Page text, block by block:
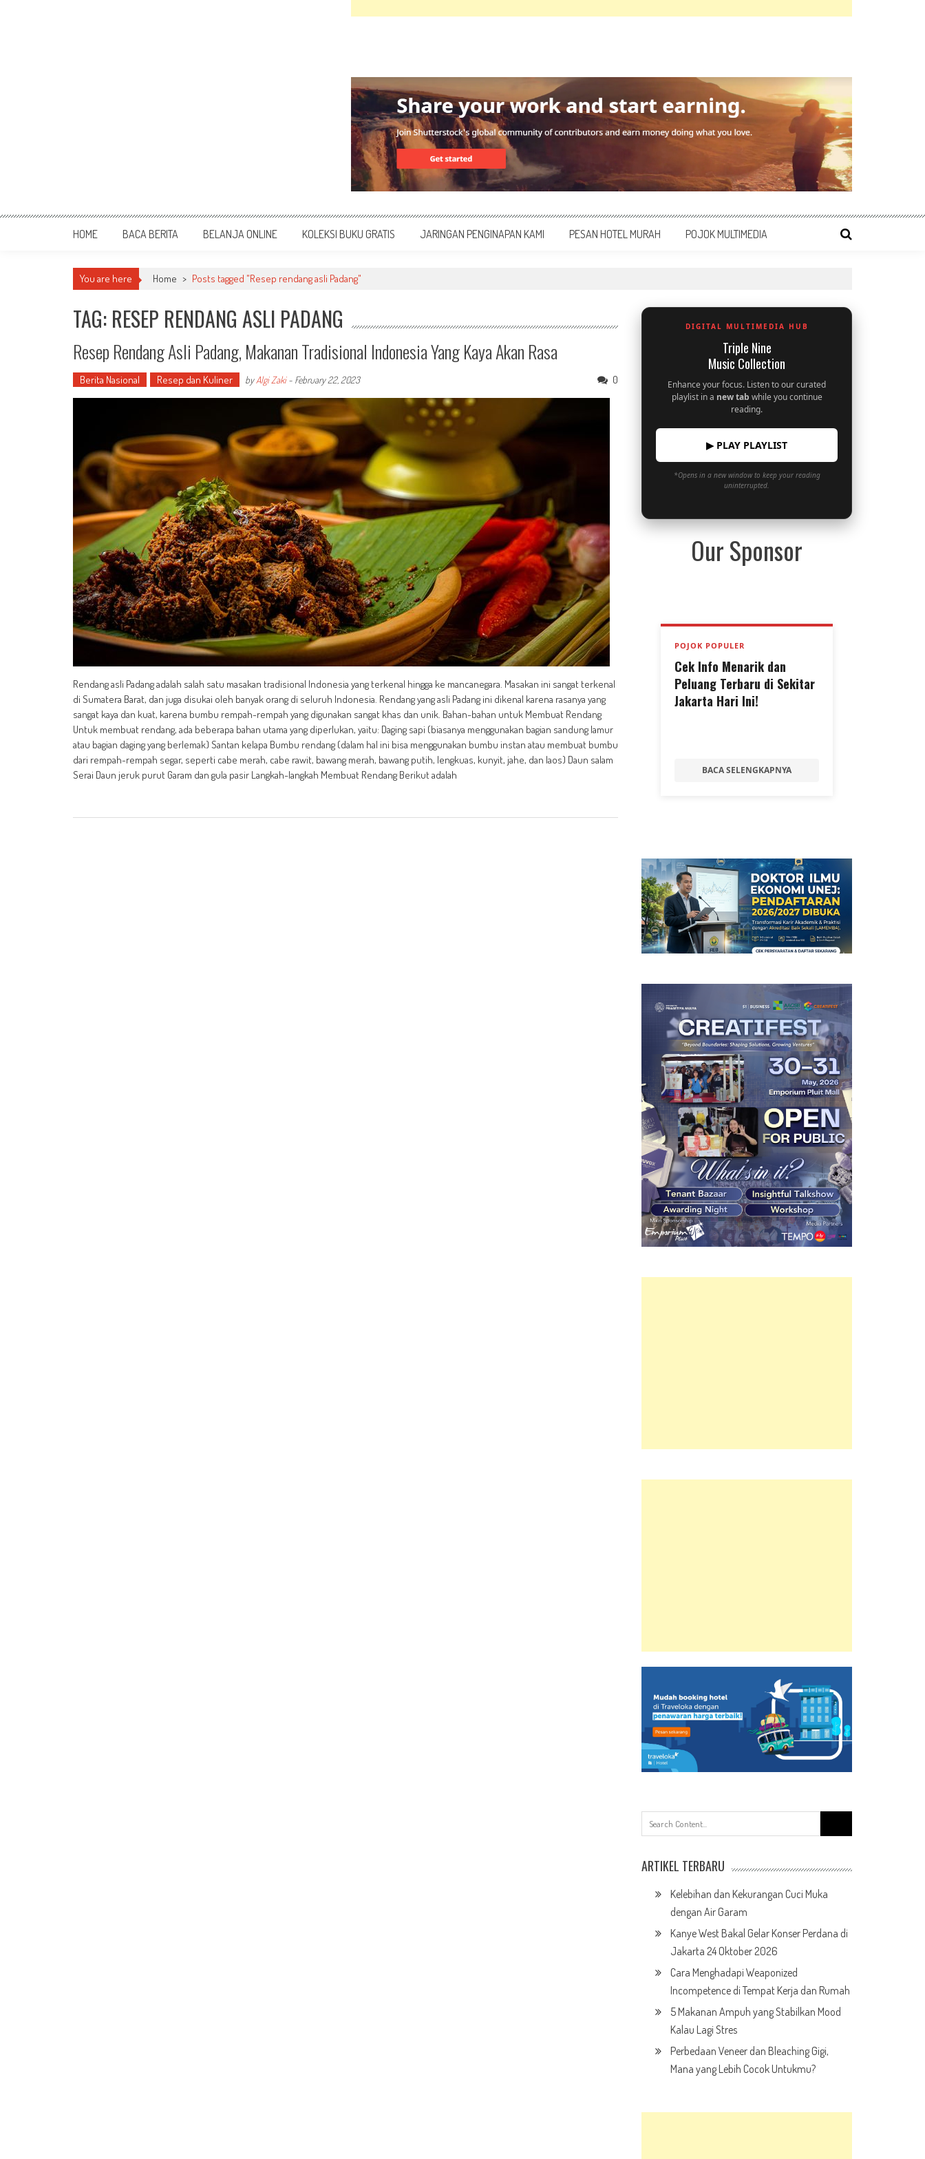
HOME BACA BERITA BELANJA ONLINE KOLEKSI BUKU GRATIS JARINGAN PENGINAPAN KAMI PESAN HOTEL MURAH POJOK MULTIMEDIA
You are here Home > Posts tagged "Resep rendang asli Padang"
TAG: RESEP RENDANG ASLI PADANG
Resep Rendang Asli Padang, Makanan Tradisional Indonesia Yang Kaya Akan Rasa
Berita Nasional Resep dan Kuliner byAlgi Zaki- February 22, 2023 0
Rendang asli Padang adalah salah satu masakan tradisional Indonesia yang terkenal hingga ke mancanegara. Masakan ini sangat terkenal
di Sumatera Barat, dan juga disukai oleh banyak orang di seluruh Indonesia. Rendang yang asli Padang ini dikenal karena rasanya yang
sangat kaya dan kuat, karena bumbu rempah-rempah yang digunakan sangat khas dan unik. Bahan-bahan untuk Membuat Rendang
Untuk membuat rendang, ada beberapa bahan utama yang diperlukan, yaitu: Daging sapi (biasanya menggunakan bagian sandung lamur
atau bagian daging yang berlemak) Santan kelapa Bumbu rendang (dalam hal ini bisa menggunakan bumbu instan atau membuat bumbu
dari rempah-rempah segar, seperti cabe merah, cabe rawit, bawang merah, bawang putih, lengkuas, kunyit, jahe, dan laos) Daun salam
Serai Daun jeruk purut Garam dan gula pasir Langkah-langkah Membuat Rendang Berikut adalah
DIGITAL MULTIMEDIA HUB
Triple Nine
Music Collection
Enhance your focus. Listen to our curated
playlist in a new tab while you continue
reading.
▶ PLAY PLAYLIST
*Opens in a new window to keep your reading
uninterrupted.
Our Sponsor
POJOK POPULER
Cek Info Menarik dan
Peluang Terbaru di Sekitar
Jakarta Hari Ini!
BACA SELENGKAPNYA
ARTIKEL TERBARU
Kelebihan dan Kekurangan Cuci Muka
dengan Air Garam
Kanye West Bakal Gelar Konser Perdana di
Jakarta 24 Oktober 2026
Cara Menghadapi Weaponized
Incompetence di Tempat Kerja dan Rumah
5 Makanan Ampuh yang Stabilkan Mood
Kalau Lagi Stres
Perbedaan Veneer dan Bleaching Gigi,
Mana yang Lebih Cocok Untukmu?